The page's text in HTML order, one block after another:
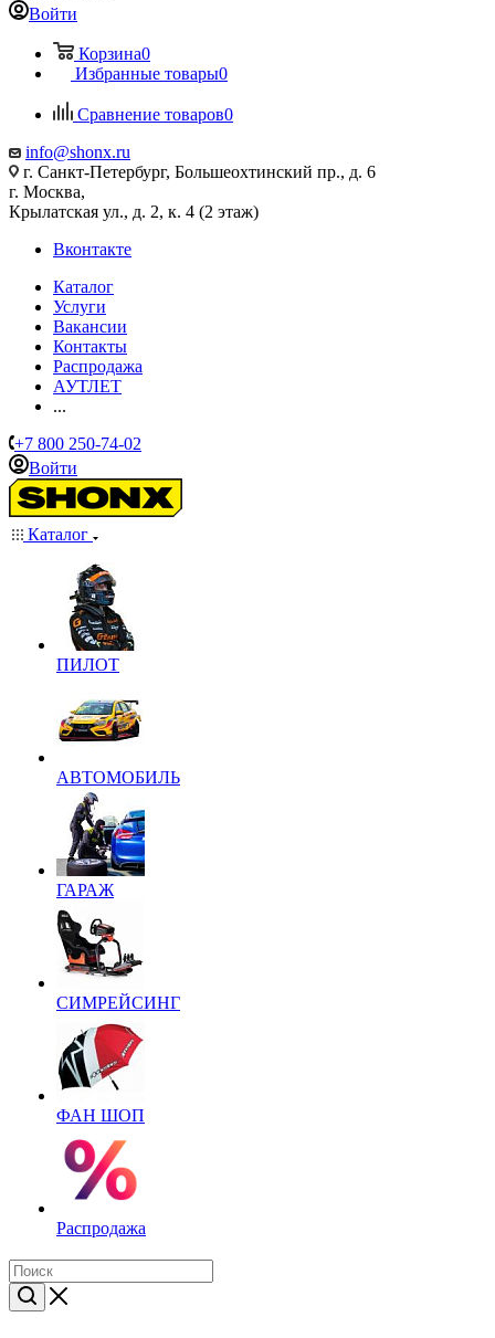
Войти
Корзина0
Избранные товары0
Сравнение товаров0
info@shonx.ru
г. Санкт-Петербург, Большеохтинский пр., д. 6
г. Москва,
Крылатская ул., д. 2, к. 4 (2 этаж)
Вконтакте
Каталог
Услуги
Вакансии
Контакты
Распродажа
АУТЛЕТ
...
+7 800 250-74-02
Войти
Каталог
ПИЛОТ
АВТОМОБИЛЬ
ГАРАЖ
СИМРЕЙСИНГ
ФАН ШОП
Распродажа